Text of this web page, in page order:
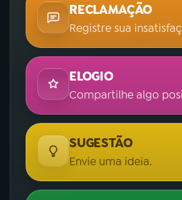
RECLAMAÇÃO
Registre sua
ELOGIO
Compartilhe algo
SUGESTÃO
Envie uma ideia.